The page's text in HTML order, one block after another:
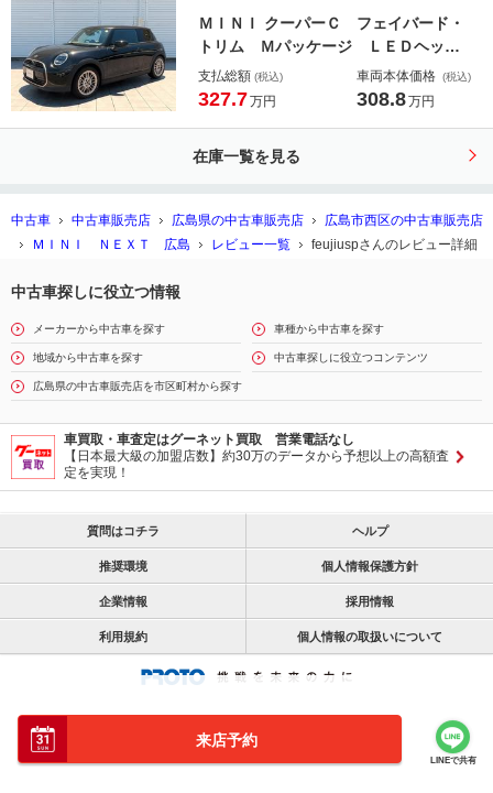
来店予約
LINEで共有
コントロール アイドリングストップ
ＭＩＮＩ クーパーＣ フェイバード・
トリム Ｍパッケージ ＬＥＤヘッド
ライト 純正１７アルミ コーナーセ
ンサー コンフォートアクセス ヘッ
純正ナビ Ｂカメラ レンタカー利用
支払総額 (税込)
327.7万円
車両本体価格 (税込)
308.8万円
在庫一覧を見る
中古車 中古車販売店 広島県の中古車販売店
広島市西区の中古車販売店
ＭＩＮＩ ＮＥＸＴ 広島
レビュー一覧 feujiuspさんのレビュー詳細
中古車探しに役立つ情報
メーカーから中古車を探す 車種から中古車を探す
地域から中古車を探す 中古車探しに役立つコンテンツ
広島県の中古車販売店を市区町村から探す
車買取・車査定はグーネット買取 営業電話なし
【日本最大級の加盟店数】約30万のデータから予想以上の高額査
定を実現！
質問はコチラ ヘルプ
推奨環境 個人情報保護方針
企業情報 採用情報
利用規約 個人情報の取扱いについて